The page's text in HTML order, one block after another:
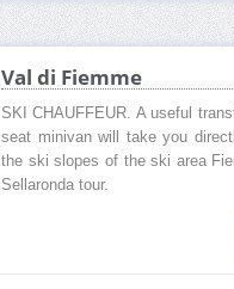
Val di Fiemme
SKI CHAUFFEUR. A useful
seat minivan will take you
the ski slopes of the ski area
Sellaronda tour.